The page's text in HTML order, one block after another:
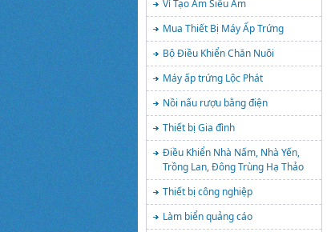
Vỉ Tạo Ẩm Siêu Âm
Mua Thiết Bị Máy Ấp Trứng
Bộ Điều Khiển Chăn Nuôi
Máy ấp trứng Lộc Phát
Nồi nấu rượu bằng điện
Thiết bị Gia đình
Điều Khiển Nhà Nấm, Nhà Yến,
Trồng Lan, Đông Trùng Hạ Thảo
Thiết bị công nghiệp
Làm biển quảng cáo